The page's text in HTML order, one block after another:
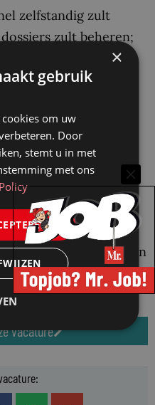
zelfstandig zult
zult beheren;
25 vakantiedagen;
een niet-
en Curriculum
via
meer informatie over
hebben, neem dan
033
meer!
vacature
×
gebruik
om uw
Door
stemt u in met
met ons